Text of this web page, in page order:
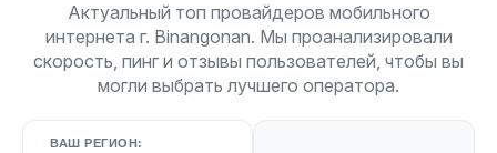
Актуальный топ провайдеров мобильного
интернета г. Binangonan. Мы проанализировали
скорость, пинг и отзывы пользователей, чтобы вы
могли выбрать лучшего оператора.
ВАШ РЕГИОН: